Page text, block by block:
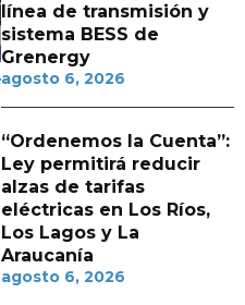
línea de transmisión y
sistema BESS de
Grenergy
agosto 6, 2026
“Ordenemos la Cuenta”:
Ley permitirá reducir
alzas de tarifas
eléctricas en Los Ríos,
Los Lagos y La
Araucanía
agosto 6, 2026